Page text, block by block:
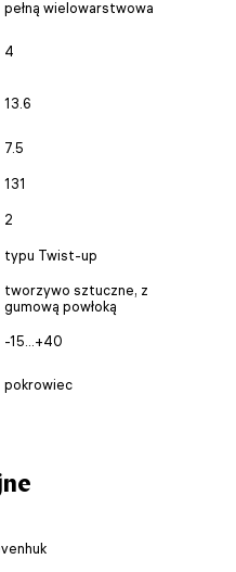
pełną wielowarstwowa
4
13.6
7.5
131
2
typu Twist-up
tworzywo sztuczne, z
gumową powłoką
-15...+40
pokrowiec